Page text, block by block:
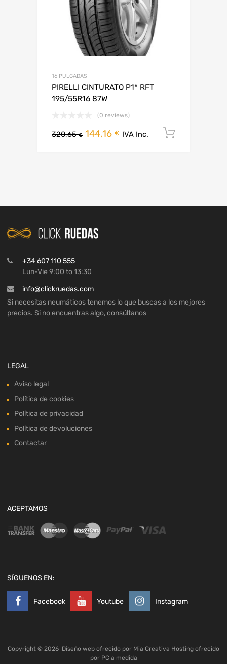
16 PULGADAS
PIRELLI CINTURATO P1* RFT
195/55R16 87W
(0 reviews)
320,65€ 144,16 € IVA Inc.
+34 607 110 555
Lun-Vie 9:00 to 13:30
info@clickruedas.com
Si necesitas neumáticos tenemos lo que buscas a los mejores
precios. Si no encuentras algo, consúltanos
LEGAL
Aviso legal
Política de cookies
Política de privacidad
Política de devoluciones
Contactar
ACEPTAMOS
SÍGUENOS EN:
Facebook Youtube Instagram
Copyright © 2026 Diseño web ofrecido por Mia Creativa Hosting ofrecido
por PC a medida